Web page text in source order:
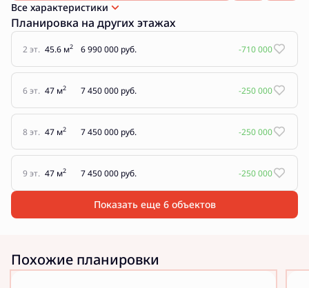
Все характеристики
Планировка на других этажах
2 эт. 45.6 м2 6 990 000 руб. -710 000
6 эт. 47 м2 7 450 000 руб. -250 000
8 эт. 47 м2 7 450 000 руб. -250 000
9 эт. 47 м2 7 450 000 руб. -250 000
Показать еще 6 объектов
Похожие планировки